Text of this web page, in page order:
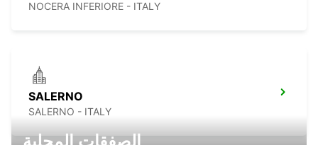
NOCERA INFERIORE - ITALY
SALERNO
SALERNO - ITALY